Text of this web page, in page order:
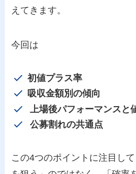
えてきます。
今回は
初値プラス率
吸収金額別の傾向
上場後パフォーマンスと
公募割れの共通点
この4つのポイントに注目し